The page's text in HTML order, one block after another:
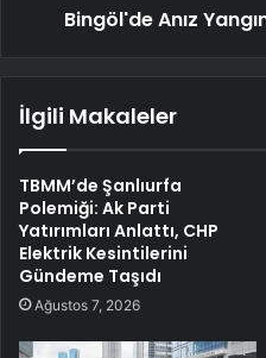
Bingöl'de Anız
İlgili Makaleler
TBMM’de Şanlıurfa
Polemiği: Ak Parti
Yatırımları Anlattı, CHP
Elektrik Kesintilerini
Gündeme Taşıdı
Ağustos 7, 2026